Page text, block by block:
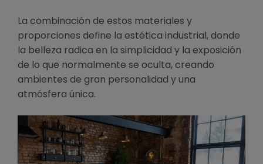
La combinación de estos materiales y
proporciones define la estética industrial, donde
la belleza radica en la simplicidad y la exposición
de lo que normalmente se oculta, creando
ambientes de gran personalidad y una
atmósfera única.